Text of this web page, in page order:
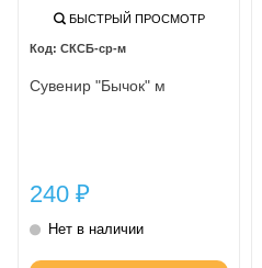
БЫСТРЫЙ ПРОСМОТР
СКСБ-ср-м
Сувенир "Бычок" м
240 ₽
Нет в наличии